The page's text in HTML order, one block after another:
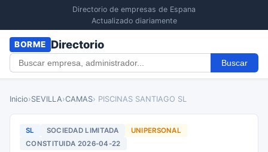
Directorio de empresas de Espana
Actualizado diariamente
BORME Directorio
Buscar
Inicio›SEVILLA›CAMAS› PISCINAS SANTIAGO SL
SL SOCIEDAD LIMITADA
UNIPERSONAL
CONSTITUIDA 2026-04-22